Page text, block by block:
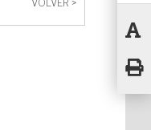
VOLVER >